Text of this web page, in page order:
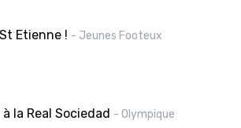
Etienne ! - Jeunes Footeux
la Real Sociedad - Olympique